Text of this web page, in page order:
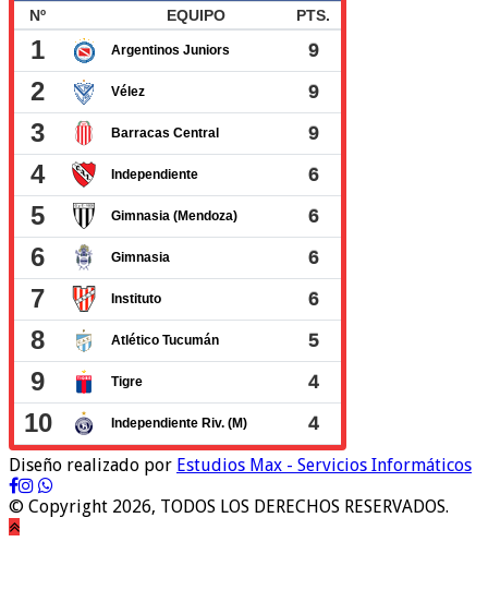
Diseño realizado por Estudios Max - Servicios Informáticos
© Copyright 2026, TODOS LOS DERECHOS RESERVADOS.